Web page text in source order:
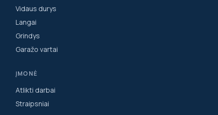
Vidaus durys
Langai
Grindys
Garažo vartai
ĮMONĖ
Atlikti darbai
Straipsniai